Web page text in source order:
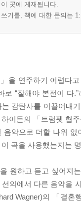
곳에 게재됩니다.
기를, 책에 대한 문의는
을 연주하기 어렵다
로 “잘해야 본전이 다
는 감탄사를 이끌어내
이든의 「트럼펫 협
음악으로 더할 나위
곡을 사용했는지는
원하고 듣고 싶어지
의에서 다른 음악을
Wagner)의 「결